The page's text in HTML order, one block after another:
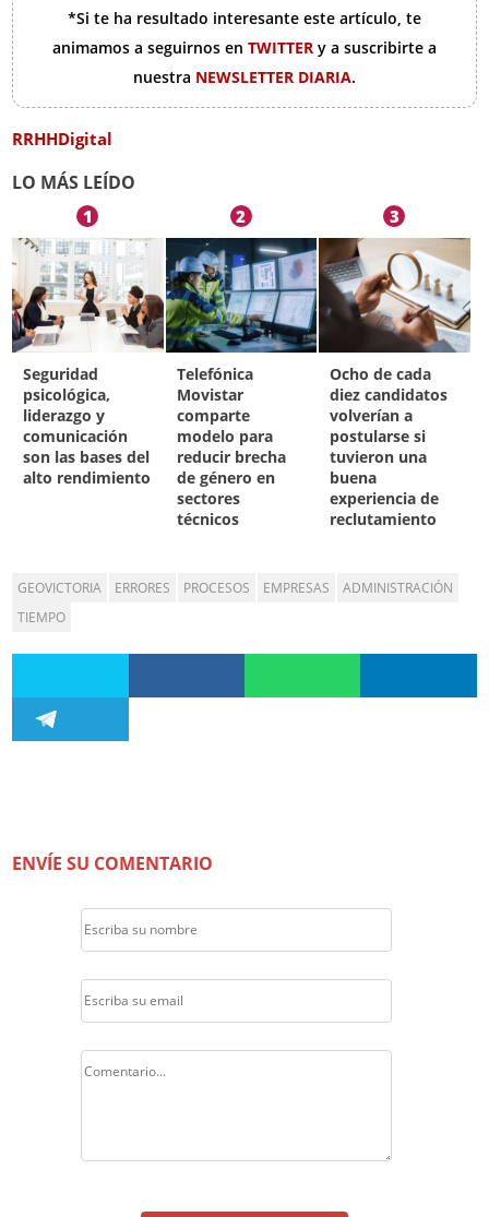
*Si te ha resultado interesante este artículo, te
animamos a seguirnos en TWITTER y a suscribirte a
nuestra NEWSLETTER DIARIA.
RRHHDigital
LO MÁS LEÍDO
1
Seguridad
psicológica,
liderazgo y
comunicación
son las bases del
alto rendimiento
2
Telefónica
Movistar
comparte
modelo para
reducir brecha
de género en
sectores
técnicos
3
Ocho de cada
diez candidatos
volverían a
postularse si
tuvieron una
buena
experiencia de
reclutamiento
GEOVICTORIA ERRORES PROCESOS EMPRESAS
ADMINISTRACIÓN
TIEMPO
ENVÍE SU COMENTARIO